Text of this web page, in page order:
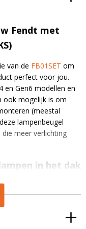
Fendt met
van de FB01SET om
perfect voor jou.
en Gen6 modellen en
ook mogelijk is om
(meestal
lampenbeugel
meer verlichting
in het dak
beugel is ontworpen
bevestigd en is
De plaatbevestiging
mm en een hoogte